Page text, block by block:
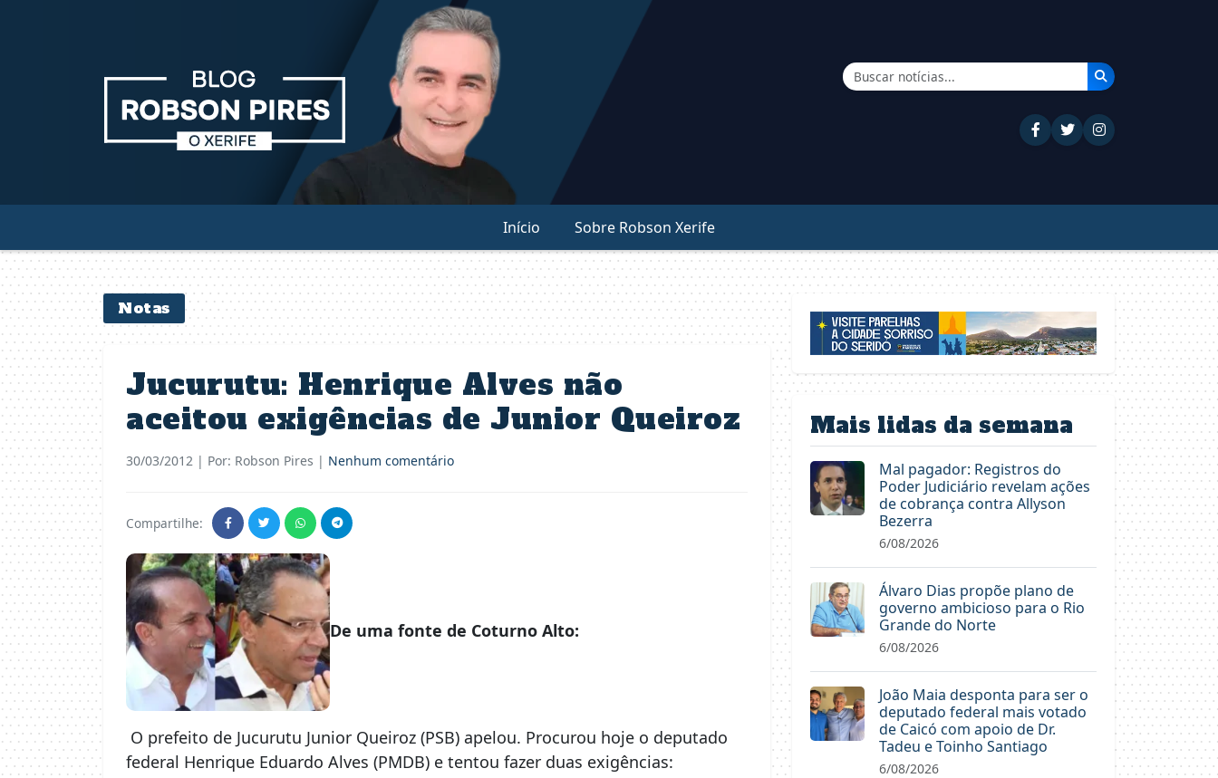
Início Sobre Robson Xerife
Notas
Jucurutu: Henrique Alves não
aceitou exigências de Junior Queiroz
30/03/2012 | Por: Robson Pires | Nenhum comentário
Compartilhe:
De uma fonte de Coturno Alto:
O prefeito de Jucurutu Junior Queiroz (PSB) apelou. Procurou hoje o deputado
federal Henrique Eduardo Alves (PMDB) e tentou fazer duas exigências:
Mais lidas da semana
Mal pagador: Registros do
Poder Judiciário revelam ações
de cobrança contra Allyson
Bezerra
6/08/2026
Álvaro Dias propõe plano de
governo ambicioso para o Rio
Grande do Norte
6/08/2026
João Maia desponta para ser o
deputado federal mais votado
de Caicó com apoio de Dr.
Tadeu e Toinho Santiago
6/08/2026